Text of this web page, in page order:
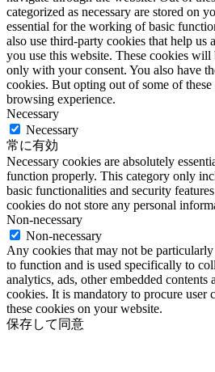
categorized as necessary are stored on
essential for the working of basic
also use third-party cookies that help us
you use this website. These cookies
only with your consent. You also have
cookies. But opting out of some of
browsing experience.
Necessary
Necessary
常に有効
Necessary cookies are absolutely
function properly. This category only
basic functionalities and security
cookies do not store any personal
Non-necessary
Non-necessary
Any cookies that may not be
to function and is used specifically to
analytics, ads, other embedded contents
cookies. It is mandatory to procure user
these cookies on your website.
保存して同意